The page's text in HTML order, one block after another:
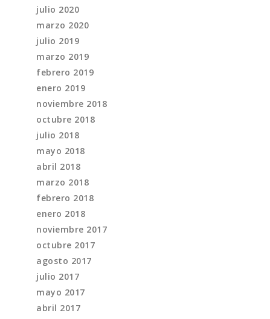
julio 2020
marzo 2020
julio 2019
marzo 2019
febrero 2019
enero 2019
noviembre 2018
octubre 2018
julio 2018
mayo 2018
abril 2018
marzo 2018
febrero 2018
enero 2018
noviembre 2017
octubre 2017
agosto 2017
julio 2017
mayo 2017
abril 2017